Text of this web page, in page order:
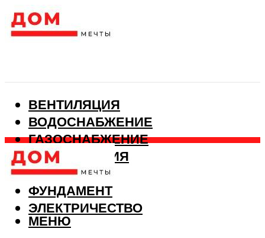
ВЕНТИЛЯЦИЯ
ВОДОСНАБЖЕНИЕ
ГАЗОСНАБЖЕНИЕ
КАНАЛИЗАЦИЯ
ОТОПЛЕНИЕ
ФУНДАМЕНТ
ЭЛЕКТРИЧЕСТВО
МЕНЮ